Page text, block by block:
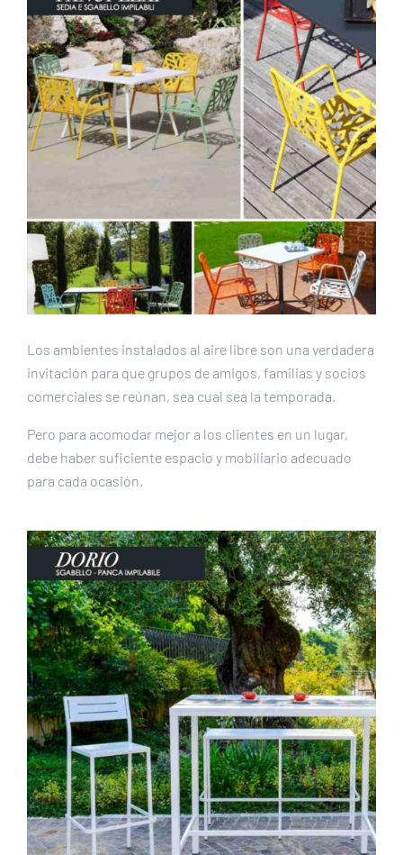
Los ambientes instalados al aire libre son una verdadera
invitación para que grupos de amigos, familias y socios
comerciales se reúnan, sea cual sea la temporada.
Pero para acomodar mejor a los clientes en un lugar,
debe haber suficiente espacio y mobiliario adecuado
para cada ocasión.